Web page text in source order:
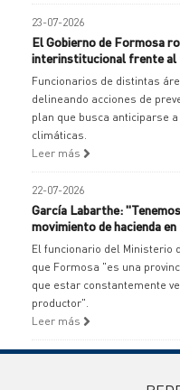
23-07-2026
El Gobierno de Formosa
interinstitucional frente al
Funcionarios de distintas
delineando acciones de
plan que busca anticiparse
climáticas.
Leer más
22-07-2026
García Labarthe:
movimiento de hacienda
El funcionario del Ministerio
que Formosa "es una
que estar constantemente
productor".
Leer más